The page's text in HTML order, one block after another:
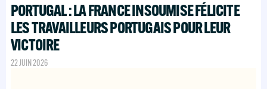
PORTUGAL : LA FRANCE INSOUMISE FÉLICITE
LES TRAVAILLEURS PORTUGAIS POUR LEUR
VICTOIRE
22 JUIN 2026